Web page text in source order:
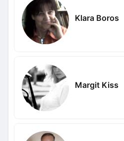
Klara Boros
Margit Kiss